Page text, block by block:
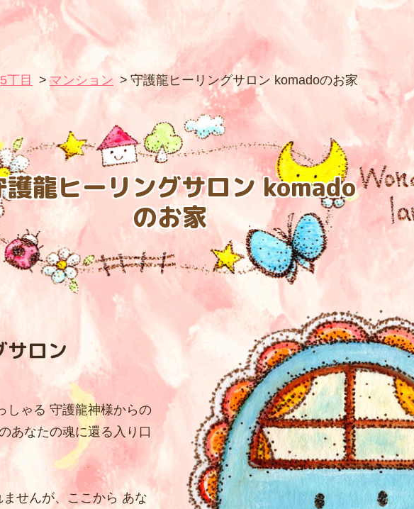
— Tamaʼs Wonderland —
ページ プロフィール
魔法の教室 各種商品の販売
ちゃん神社 入居者様の声
お知らせ 特定商取引法に基づく表記
希望の方へ プライバシーポリシー
5丁目 マンション 守護龍ヒーリングサロン komadoのお家
護龍ヒーリングサロン komado
のお家
サロン
しゃる 守護龍神様からの
あなたの魂に還る入り口
せんが、ここから あな